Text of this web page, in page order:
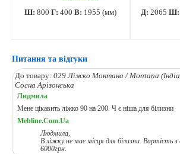
Ш: 800 Г: 400 В: 1955 (мм) Д:2065 Ш:
Питання та відгуки
До товару: 029 Ліжко Монтана / Montana
Сосна Арізонська
Людмила
Мене цікавить ліжко 90 на 200. Ч є ніша для білизни
Mebline.Com.Ua
Людмила,
В ліжку не має місця для білизни. Вартість
6000грн.